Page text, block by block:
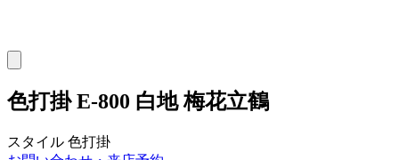
色打掛 E-800 白地 梅花立鶴
スタイル 色打掛